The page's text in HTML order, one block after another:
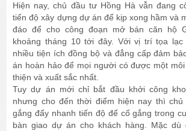
Hiện nay, chủ đầu tư Hồng Hà vẫn đang
tiến độ xây dựng dự án để kịp xong hầm và
đáo để cho công đoạn mở bán căn hộ
khoảng tháng 10 tới đây. Với vị trí tọa
nhiều tiện ích đồng bộ và đẳng cấp đảm
án hoàn hảo để mọi người có được một
thiện và xuất sắc nhất.
Tuy dự án mới chỉ bắt đầu khởi công
nhưng cho đến thời điểm hiện nay thì
gắng đẩy nhanh tiến độ để cố gắng trong
bàn giao dự án cho khách hàng. Mặc dù